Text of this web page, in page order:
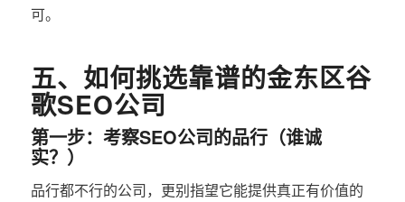
可。
五、如何挑选靠谱的金东区谷
歌SEO公司
第一步：考察SEO公司的品行（谁诚
实？）
品行都不行的公司，更别指望它能提供真正有价值的